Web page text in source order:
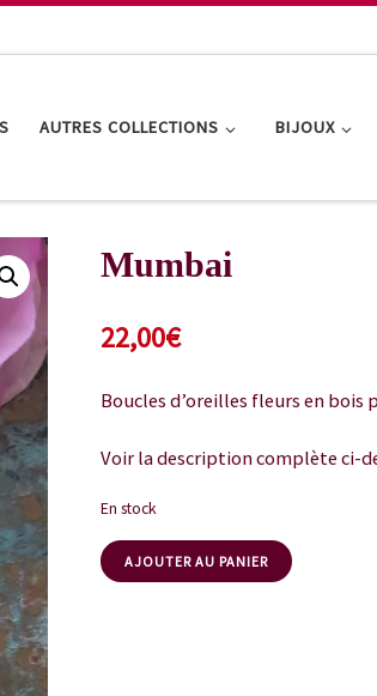
AUTRES COLLECTIONS BIJOUX
Mumbai
22,00€
Boucles d’oreilles fleurs en bois
Voir la description complète ci-
En stock
AJOUTER AU PANIER